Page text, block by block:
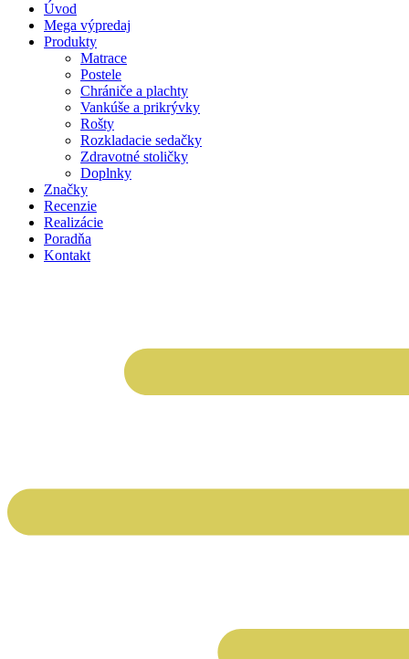
Úvod
Mega výpredaj
Produkty
Matrace
Postele
Chrániče a plachty
Vankúše a prikrývky
Rošty
Rozkladacie sedačky
Zdravotné stoličky
Doplnky
Značky
Recenzie
Realizácie
Poradňa
Kontakt